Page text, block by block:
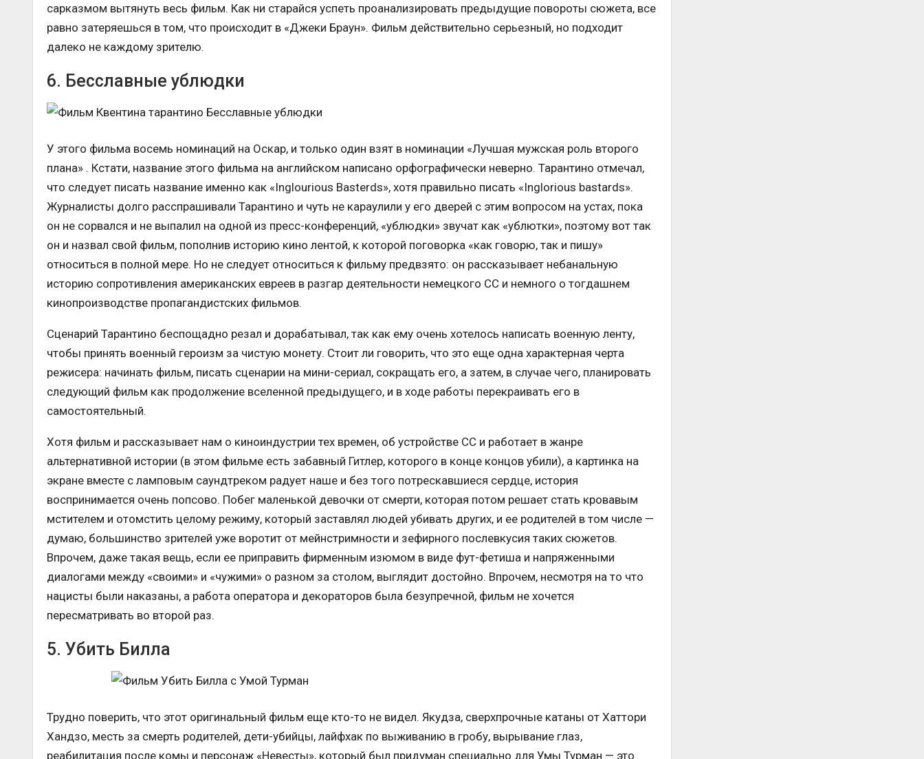
сарказмом вытянуть весь фильм. Как ни старайся успеть проанализировать предыдущие повороты сюжета, все
равно затеряешься в том, что происходит в «Джеки Браун». Фильм действительно серьезный, но подходит
далеко не каждому зрителю.
6. Бесславные ублюдки
У этого фильма восемь номинаций на Оскар, и только один взят в номинации «Лучшая мужская роль второго
плана» . Кстати, название этого фильма на английском написано орфографически неверно. Тарантино отмечал,
что следует писать название именно как «Inglourious Basterds», хотя правильно писать «Inglorious bastards».
Журналисты долго расспрашивали Тарантино и чуть не караулили у его дверей с этим вопросом на устах, пока
он не сорвался и не выпалил на одной из пресс-конференций, «ублюдки» звучат как «ублютки», поэтому вот так
он и назвал свой фильм, пополнив историю кино лентой, к которой поговорка «как говорю, так и пишу»
относиться в полной мере. Но не следует относиться к фильму предвзято: он рассказывает небанальную
историю сопротивления американских евреев в разгар деятельности немецкого СС и немного о тогдашнем
кинопроизводстве пропагандистских фильмов.
Сценарий Тарантино беспощадно резал и дорабатывал, так как ему очень хотелось написать военную ленту,
чтобы принять военный героизм за чистую монету. Стоит ли говорить, что это еще одна характерная черта
режисера: начинать фильм, писать сценарии на мини-сериал, сокращать его, а затем, в случае чего, планировать
следующий фильм как продолжение вселенной предыдущего, и в ходе работы перекраивать его в
самостоятельный.
Хотя фильм и рассказывает нам о киноиндустрии тех времен, об устройстве СС и работает в жанре
альтернативной истории (в этом фильме есть забавный Гитлер, которого в конце концов убили), а картинка на
экране вместе с ламповым саундтреком радует наше и без того потрескавшиеся сердце, история
воспринимается очень попсово. Побег маленькой девочки от смерти, которая потом решает стать кровавым
мстителем и отомстить целому режиму, который заставлял людей убивать других, и ее родителей в том числе —
думаю, большинство зрителей уже воротит от мейнстримности и зефирного послевкусия таких сюжетов.
Впрочем, даже такая вещь, если ее приправить фирменным изюмом в виде фут-фетиша и напряженными
диалогами между «своими» и «чужими» о разном за столом, выглядит достойно. Впрочем, несмотря на то что
нацисты были наказаны, а работа оператора и декораторов была безупречной, фильм не хочется
пересматривать во второй раз.
5. Убить Билла
Трудно поверить, что этот оригинальный фильм еще кто-то не видел. Якудза, сверхпрочные катаны от Хаттори
Хандзо, месть за смерть родителей, дети-убийцы, лайфхак по выживанию в гробу, вырывание глаз,
реабилитация после комы и персонаж «Невесты», который был придуман специально для Умы Турман — это